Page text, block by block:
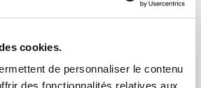
cookies.
de personnaliser le contenu